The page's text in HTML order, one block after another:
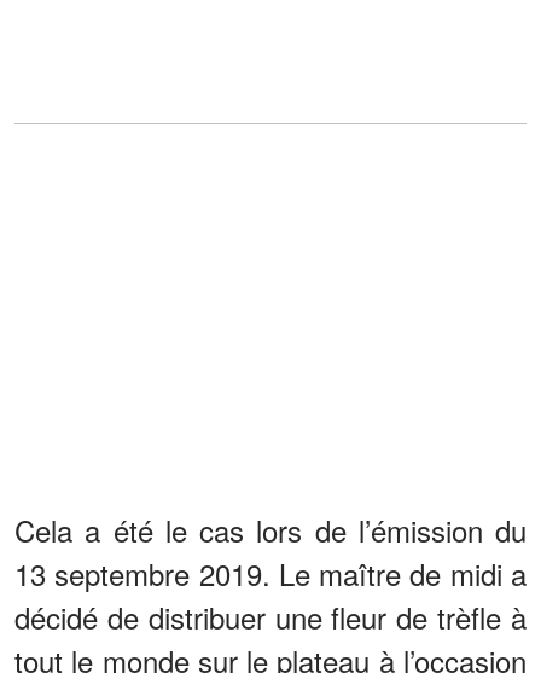
Cela a été le cas lors de l’émission du
13 septembre 2019. Le maître de midi a
décidé de distribuer une fleur de trèfle à
tout le monde sur le plateau à l’occasion